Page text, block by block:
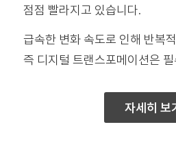
점점 빨라지고 있습니다.
급속한 변화 속도로 인해 반복
즉 디지털 트랜스포메이션은
자세히 보